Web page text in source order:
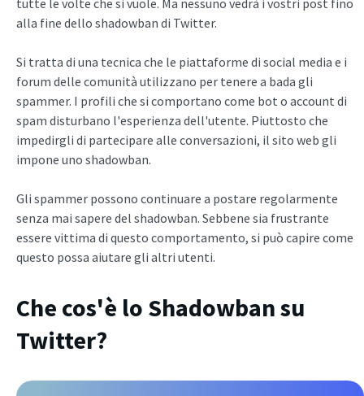
tutte le volte che si vuole. Ma nessuno vedrà i vostri post fino
alla fine dello shadowban di Twitter.
Si tratta di una tecnica che le piattaforme di social media e i
forum delle comunità utilizzano per tenere a bada gli
spammer. I profili che si comportano come bot o account di
spam disturbano l'esperienza dell'utente. Piuttosto che
impedirgli di partecipare alle conversazioni, il sito web gli
impone uno shadowban.
Gli spammer possono continuare a postare regolarmente
senza mai sapere del shadowban. Sebbene sia frustrante
essere vittima di questo comportamento, si può capire come
questo possa aiutare gli altri utenti.
Che cos'è lo Shadowban su
Twitter?